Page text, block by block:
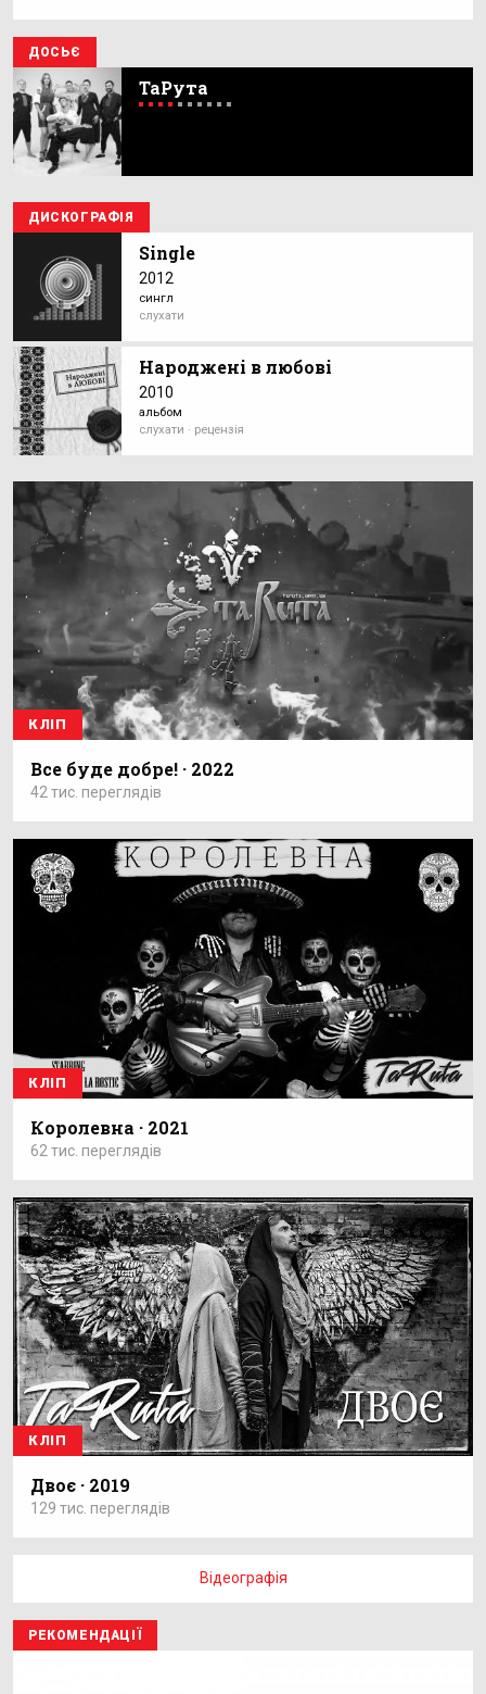
ДОСЬЄ
ТаРута
ДИСКОГРАФІЯ
Single
2012
сингл
слухати
Народжені в любові
2010
альбом
слухати · рецензія
КЛІП
Все буде добре! · 2022
42 тис. переглядів
КЛІП
Королевна · 2021
62 тис. переглядів
КЛІП
Двоє · 2019
129 тис. переглядів
Відеографія
РЕКОМЕНДАЦІЇ